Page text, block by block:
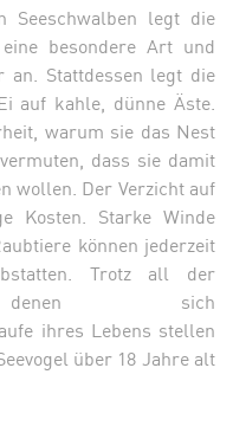
Seeschwalben legt die
besondere Art und
an. Stattdessen legt die
auf kahle, dünne Äste.
warum sie das Nest
dass sie damit
wollen. Der Verzicht auf
Kosten. Starke Winde
können jederzeit
Trotz all der
denen sich
ihres Lebens stellen
über 18 Jahre alt